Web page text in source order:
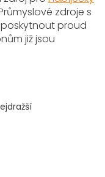
zdroje s
proud
již jsou